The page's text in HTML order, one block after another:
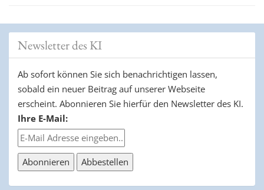
Newsletter des KI
Ab sofort können Sie sich benachrichtigen lassen,
sobald ein neuer Beitrag auf unserer Webseite
erscheint. Abonnieren Sie hierfür den Newsletter des KI.
Ihre E-Mail: